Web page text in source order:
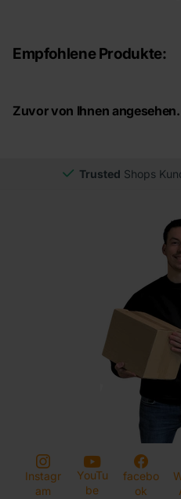
Empfohlene Produkte:
Zuvor von Ihnen angesehen.
Trusted Shops
Instagr
am
YouTu
be
facebo
ok